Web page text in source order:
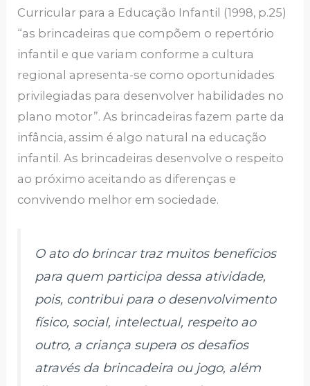
Curricular para a Educação Infantil (1998, p.25)
“as brincadeiras que compõem o repertório
infantil e que variam conforme a cultura
regional apresenta-se como oportunidades
privilegiadas para desenvolver habilidades no
plano motor”. As brincadeiras fazem parte da
infância, assim é algo natural na educação
infantil. As brincadeiras desenvolve o respeito
ao próximo aceitando as diferenças e
convivendo melhor em sociedade.
O ato do brincar traz muitos benefícios
para quem participa dessa atividade,
pois, contribui para o desenvolvimento
físico, social, intelectual, respeito ao
outro, a criança supera os desafios
através da brincadeira ou jogo, além